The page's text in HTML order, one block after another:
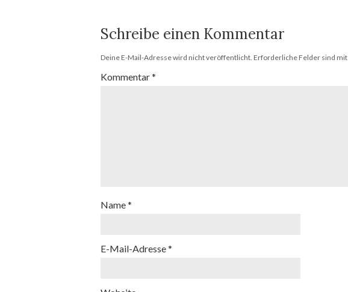
Schreibe einen Kommentar
Deine E-Mail-Adresse wird nicht veröffentlicht. Erforderliche Felder sind mit
Kommentar*
Name*
E-Mail-Adresse*